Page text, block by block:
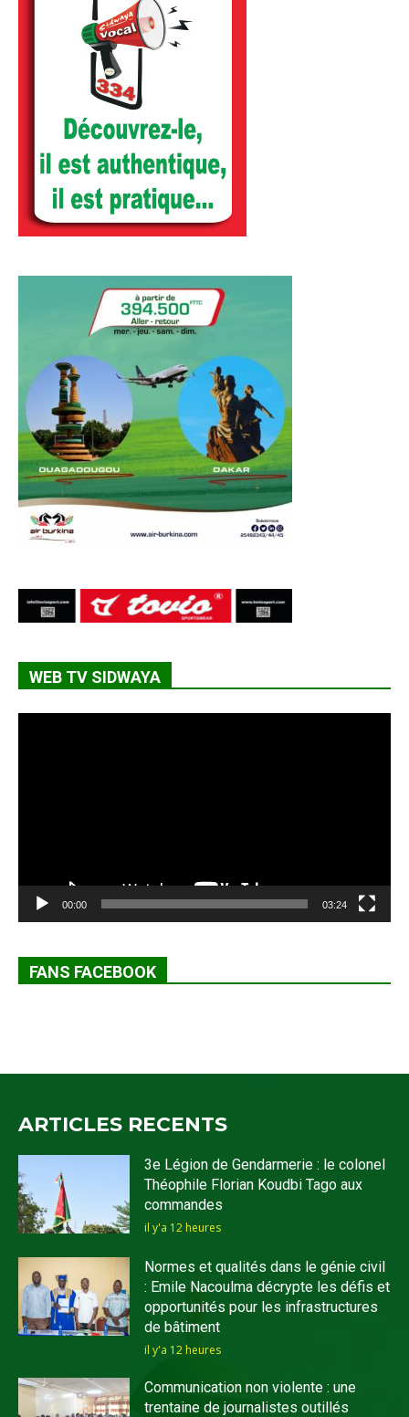
WEB TV SIDWAYA
00:00 03:24
FANS FACEBOOK
ARTICLES RECENTS
3e Légion de Gendarmerie : le colonel
Théophile Florian Koudbi Tago aux
commandes
il y'a 12 heures
Normes et qualités dans le génie civil
: Emile Nacoulma décrypte les défis et
opportunités pour les infrastructures
de bâtiment
il y'a 12 heures
Communication non violente : une
trentaine de journalistes outillés